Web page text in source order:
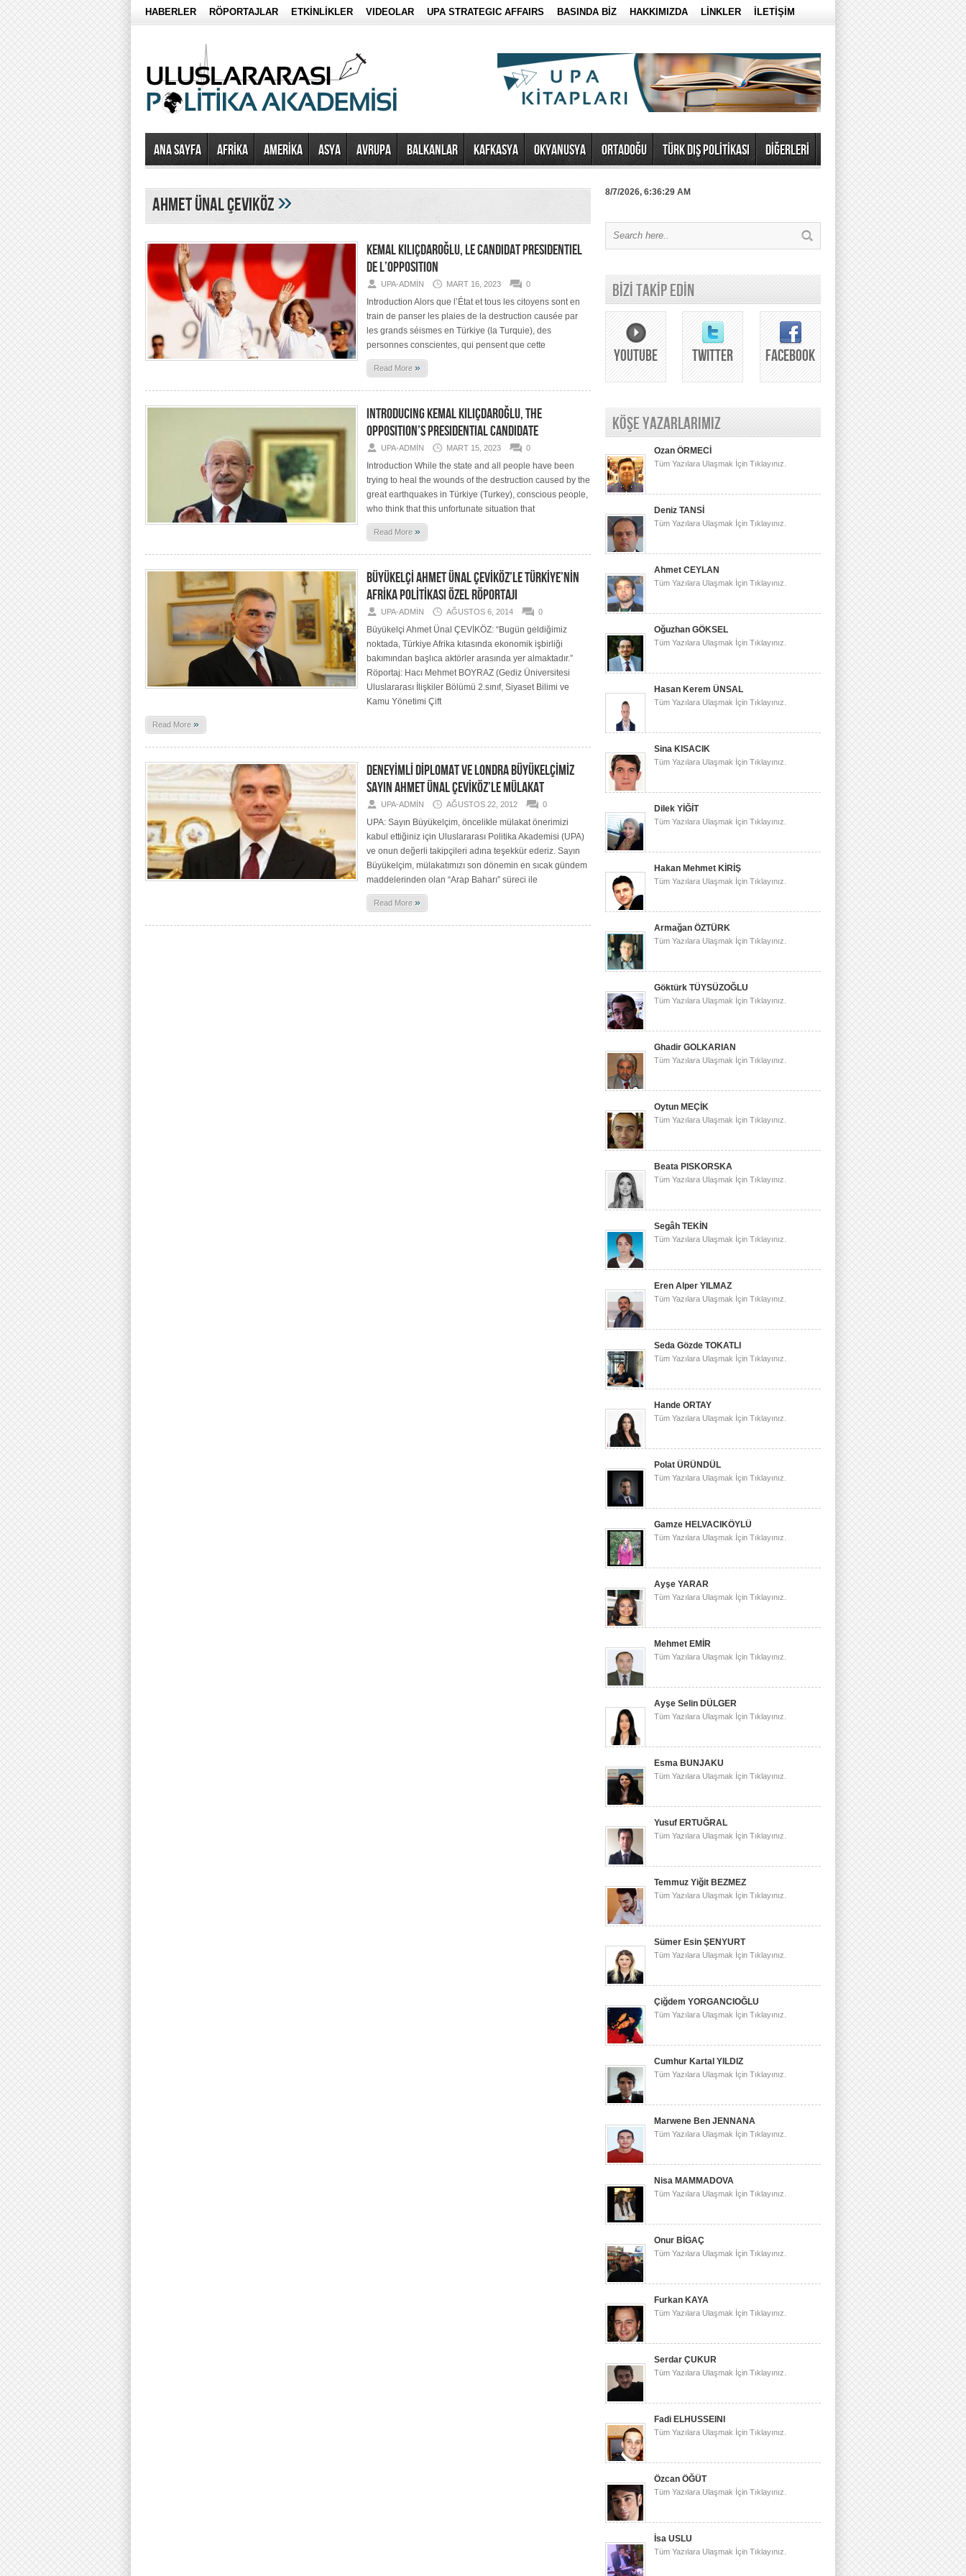
HABERLER RÖPORTAJLAR ETKİNLİKLER VIDEOLAR UPA STRATEGIC AFFAIRS BASINDA BİZ HAKKIMIZDA LİNKLER İLETİŞİM
Ana Sayfa AFRİKA AMERİKA ASYA AVRUPA BALKANLAR KAFKASYA OKYANUSYA ORTADOĞU TÜRK DIŞ POLİTİKASI DİĞERLERİ
ahmet ünal çeviköz»
KEMAL KILIÇDAROĞLU, LE CANDIDAT PRESIDENTIEL
DE L’OPPOSITION
UPA-ADMIN MART 16, 2023 0
Introduction Alors que l’État et tous les citoyens sont en
train de panser les plaies de la destruction causée par
les grands séismes en Türkiye (la Turquie), des
personnes conscientes, qui pensent que cette
Read More »
INTRODUCING KEMAL KILIÇDAROĞLU, THE
OPPOSITION’S PRESIDENTIAL CANDIDATE
UPA-ADMIN MART 15, 2023 0
Introduction While the state and all people have been
trying to heal the wounds of the destruction caused by the
great earthquakes in Türkiye (Turkey), conscious people,
who think that this unfortunate situation that
Read More »
BÜYÜKELÇİ AHMET ÜNAL ÇEVİKÖZ’LE TÜRKİYE’NİN
AFRİKA POLİTİKASI ÖZEL RÖPORTAJI
UPA-ADMIN AĞUSTOS 6, 2014 0
Büyükelçi Ahmet Ünal ÇEVİKÖZ: “Bugün geldiğimiz
noktada, Türkiye Afrika kıtasında ekonomik işbirliği
bakımından başlıca aktörler arasında yer almaktadır.”
Röportaj: Hacı Mehmet BOYRAZ (Gediz Üniversitesi
Uluslararası İlişkiler Bölümü 2.sınıf, Siyaset Bilimi ve
Kamu Yönetimi Çift
Read More »
DENEYİMLİ DİPLOMAT VE LONDRA BÜYÜKELÇİMİZ
SAYIN AHMET ÜNAL ÇEVİKÖZ’LE MÜLAKAT
UPA-ADMIN AĞUSTOS 22, 2012 0
UPA: Sayın Büyükelçim, öncelikle mülakat önerimizi
kabul ettiğiniz için Uluslararası Politika Akademisi (UPA)
ve onun değerli takipçileri adına teşekkür ederiz. Sayın
Büyükelçim, mülakatımızı son dönemin en sıcak gündem
maddelerinden olan “Arap Baharı” süreci ile
Read More »
8/7/2026, 6:36:29 AM
BİZİ TAKİP EDİN
YOUTUBE TWITTER FACEBOOK
KÖŞE YAZARLARIMIZ
Ozan ÖRMECİ
Tüm Yazılara Ulaşmak İçin Tıklayınız.
Deniz TANSİ
Tüm Yazılara Ulaşmak İçin Tıklayınız.
Ahmet CEYLAN
Tüm Yazılara Ulaşmak İçin Tıklayınız.
Oğuzhan GÖKSEL
Tüm Yazılara Ulaşmak İçin Tıklayınız.
Hasan Kerem ÜNSAL
Tüm Yazılara Ulaşmak İçin Tıklayınız.
Sina KISACIK
Tüm Yazılara Ulaşmak İçin Tıklayınız.
Dilek YİĞİT
Tüm Yazılara Ulaşmak İçin Tıklayınız.
Hakan Mehmet KİRİŞ
Tüm Yazılara Ulaşmak İçin Tıklayınız.
Armağan ÖZTÜRK
Tüm Yazılara Ulaşmak İçin Tıklayınız.
Göktürk TÜYSÜZOĞLU
Tüm Yazılara Ulaşmak İçin Tıklayınız.
Ghadir GOLKARIAN
Tüm Yazılara Ulaşmak İçin Tıklayınız.
Oytun MEÇİK
Tüm Yazılara Ulaşmak İçin Tıklayınız.
Beata PISKORSKA
Tüm Yazılara Ulaşmak İçin Tıklayınız.
Segâh TEKİN
Tüm Yazılara Ulaşmak İçin Tıklayınız.
Eren Alper YILMAZ
Tüm Yazılara Ulaşmak İçin Tıklayınız.
Seda Gözde TOKATLI
Tüm Yazılara Ulaşmak İçin Tıklayınız.
Hande ORTAY
Tüm Yazılara Ulaşmak İçin Tıklayınız.
Polat ÜRÜNDÜL
Tüm Yazılara Ulaşmak İçin Tıklayınız.
Gamze HELVACIKÖYLÜ
Tüm Yazılara Ulaşmak İçin Tıklayınız.
Ayşe YARAR
Tüm Yazılara Ulaşmak İçin Tıklayınız.
Mehmet EMİR
Tüm Yazılara Ulaşmak İçin Tıklayınız.
Ayşe Selin DÜLGER
Tüm Yazılara Ulaşmak İçin Tıklayınız.
Esma BUNJAKU
Tüm Yazılara Ulaşmak İçin Tıklayınız.
Yusuf ERTUĞRAL
Tüm Yazılara Ulaşmak İçin Tıklayınız.
Temmuz Yiğit BEZMEZ
Tüm Yazılara Ulaşmak İçin Tıklayınız.
Sümer Esin ŞENYURT
Tüm Yazılara Ulaşmak İçin Tıklayınız.
Çiğdem YORGANCIOĞLU
Tüm Yazılara Ulaşmak İçin Tıklayınız.
Cumhur Kartal YILDIZ
Tüm Yazılara Ulaşmak İçin Tıklayınız.
Marwene Ben JENNANA
Tüm Yazılara Ulaşmak İçin Tıklayınız.
Nisa MAMMADOVA
Tüm Yazılara Ulaşmak İçin Tıklayınız.
Onur BİGAÇ
Tüm Yazılara Ulaşmak İçin Tıklayınız.
Furkan KAYA
Tüm Yazılara Ulaşmak İçin Tıklayınız.
Serdar ÇUKUR
Tüm Yazılara Ulaşmak İçin Tıklayınız.
Fadi ELHUSSEINI
Tüm Yazılara Ulaşmak İçin Tıklayınız.
Özcan ÖĞÜT
Tüm Yazılara Ulaşmak İçin Tıklayınız.
İsa USLU
Tüm Yazılara Ulaşmak İçin Tıklayınız.